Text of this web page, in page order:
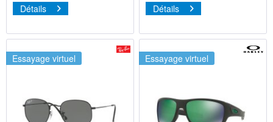
Détails Détails
Essayage virtuel Essayage virtuel